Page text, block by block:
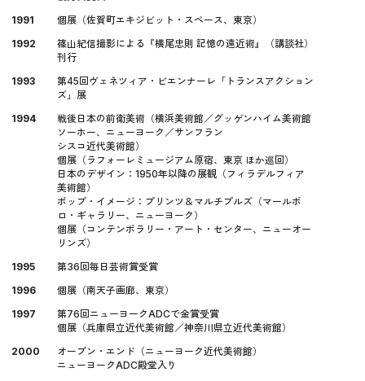
1991
個展（佐賀町エキジビット・スペース、東京）
1992
篠山紀信撮影による『横尾忠則 記憶の遠近術』（講談社）
刊行
1993
第45回ヴェネツィア・ビエンナーレ「トランスアクション
ズ」展
1994
戦後日本の前衛美術（横浜美術館／グッゲンハイム美術館
ソーホー、ニューヨーク／サンフラン
シスコ近代美術館）
個展（ラフォーレミュージアム原宿、東京 ほか巡回）
日本のデザイン：1950年以降の展観（フィラデルフィア
美術館）
ポップ・イメージ：プリンツ＆マルチプルズ（マールボ
ロ・ギャラリー、ニューヨーク）
個展（コンテンポラリー・アート・センター、ニューオー
リンズ）
1995
第36回毎日芸術賞受賞
1996
個展（南天子画廊、東京）
1997
第76回ニューヨークADCで金賞受賞
個展（兵庫県立近代美術館／神奈川県立近代美術館）
2000
オープン・エンド（ニューヨーク近代美術館）
ニューヨークADC殿堂入り